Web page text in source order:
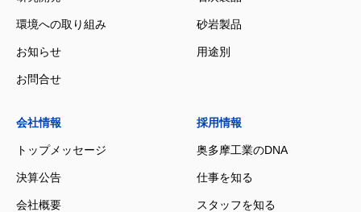
環境への取り組み
お知らせ
お問合せ
砂岩製品
用途別
会社情報
トップメッセージ
決算公告
会社概要
採用情報
奥多摩工業のDNA
仕事を知る
スタッフを知る